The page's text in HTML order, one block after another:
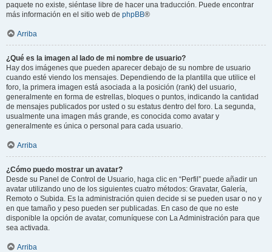
paquete no existe, siéntase libre de hacer una traducción. Puede encontrar
más información en el sitio web de phpBB®
Arriba
¿Qué es la imagen al lado de mi nombre de usuario?
Hay dos imágenes que pueden aparecer debajo de su nombre de usuario
cuando esté viendo los mensajes. Dependiendo de la plantilla que utilice el
foro, la primera imagen está asociada a la posición (rank) del usuario,
generalmente en forma de estrellas, bloques o puntos, indicando la cantidad
de mensajes publicados por usted o su estatus dentro del foro. La segunda,
usualmente una imagen más grande, es conocida como avatar y
generalmente es única o personal para cada usuario.
Arriba
¿Cómo puedo mostrar un avatar?
Desde su Panel de Control de Usuario, haga clic en “Perfil” puede añadir un
avatar utilizando uno de los siguientes cuatro métodos: Gravatar, Galería,
Remoto o Subida. Es la administración quien decide si se pueden usar o no y
en que tamaño y peso pueden ser publicadas. En caso de que no este
disponible la opción de avatar, comuníquese con La Administración para que
sea activada.
Arriba